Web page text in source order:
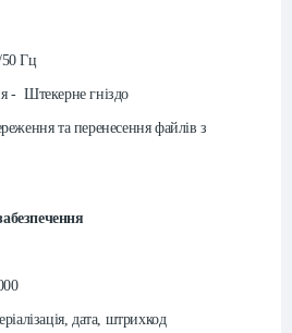
Гц
- Штекерне гніздо
та перенесення файлів з
дата, штрихкод